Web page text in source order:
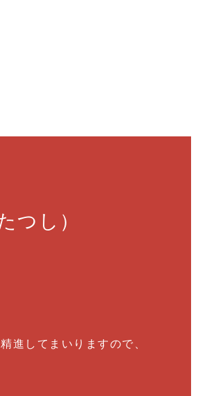
し）
進してまいりますので、